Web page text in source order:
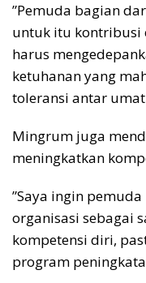
”Pemuda bagian
untuk itu kontribusi
harus
ketuhanan yang
toleransi antar
Mingrum juga
meningkatkan
”Saya ingin
organisasi sebagai
kompetensi diri,
program